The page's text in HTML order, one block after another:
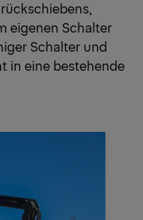
eigenen Schalter
Schalter und
in eine bestehende